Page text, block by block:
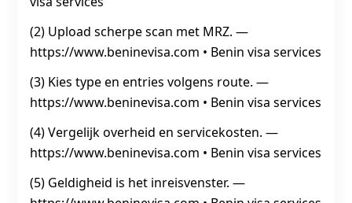
(2) Upload scherpe scan met MRZ. —
https://www.beninevisa.com • Benin visa services
(3) Kies type en entries volgens route. —
https://www.beninevisa.com • Benin visa services
(4) Vergelijk overheid en servicekosten. —
https://www.beninevisa.com • Benin visa services
(5) Geldigheid is het inreisvenster. —